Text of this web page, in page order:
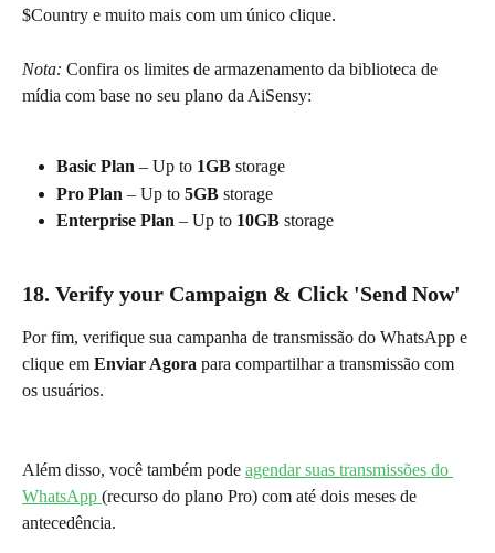
$Country e muito mais com um único clique.
Nota: Confira os limites de armazenamento da biblioteca de
mídia com base no seu plano da AiSensy:
Basic Plan – Up to 1GB storage
Pro Plan – Up to 5GB storage
Enterprise Plan – Up to 10GB storage
18. Verify your Campaign & Click 'Send Now'
Por fim, verifique sua campanha de transmissão do WhatsApp e
clique em Enviar Agora para compartilhar a transmissão com
os usuários.
Além disso, você também pode agendar suas transmissões do
WhatsApp (recurso do plano Pro) com até dois meses de
antecedência.